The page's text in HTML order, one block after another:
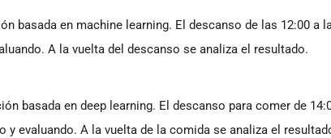
basada en machine learning. El descanso de las 12:00 a
A la vuelta del descanso se analiza el resultado.
basada en deep learning. El descanso para comer de
y evaluando. A la vuelta de la comida se analiza el